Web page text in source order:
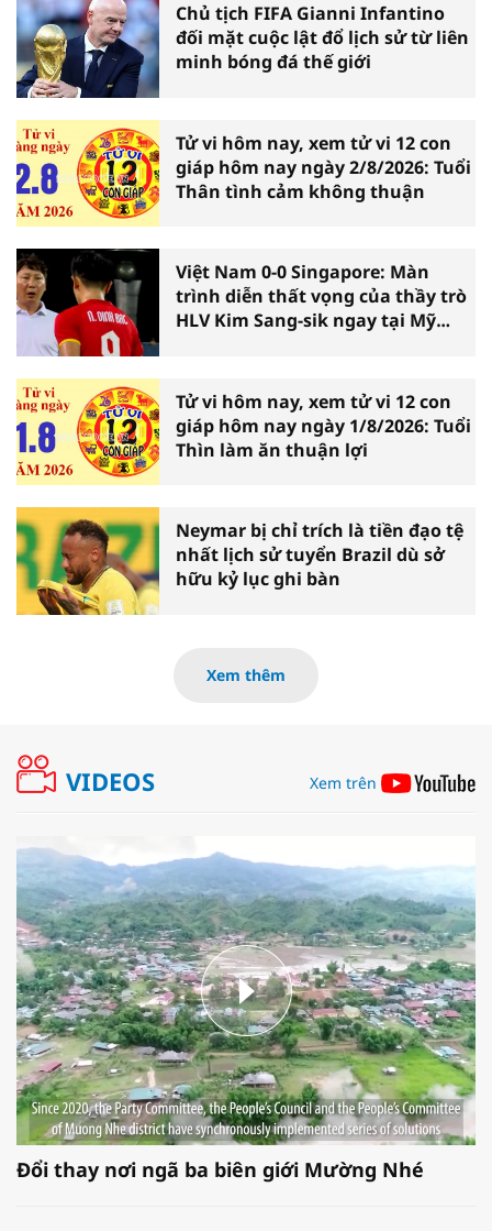
Chủ tịch FIFA Gianni Infantino
đối mặt cuộc lật đổ lịch sử từ liên
minh bóng đá thế giới
Tử vi hôm nay, xem tử vi 12 con
giáp hôm nay ngày 2/8/2026: Tuổi
Thân tình cảm không thuận
Việt Nam 0-0 Singapore: Màn
trình diễn thất vọng của thầy trò
HLV Kim Sang-sik ngay tại Mỹ
Tử vi hôm nay, xem tử vi 12 con
giáp hôm nay ngày 1/8/2026: Tuổi
Thìn làm ăn thuận lợi
Neymar bị chỉ trích là tiền đạo tệ
nhất lịch sử tuyển Brazil dù sở
hữu kỷ lục ghi bàn
Xem thêm
VIDEOS Xem trên
Đổi thay nơi ngã ba biên giới Mường Nhé